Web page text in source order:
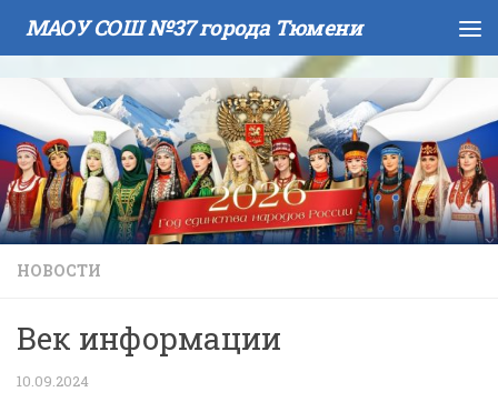
Skip to content
МАОУ СОШ №37 города Тюмени
НОВОСТИ
Век информации
10.09.2024